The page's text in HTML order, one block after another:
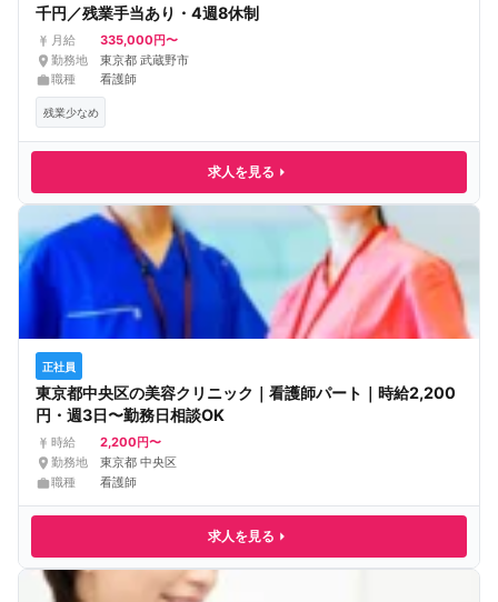
千円／残業手当あり・4週8休制
月給 335,000円〜
勤務地
東京都 武蔵野市
職種
看護師
残業少なめ
求人を見る
正社員
東京都中央区の美容クリニック｜看護師パート｜時給2,200
円・週3日〜勤務日相談OK
時給 2,200円〜
勤務地
東京都 中央区
職種
看護師
求人を見る